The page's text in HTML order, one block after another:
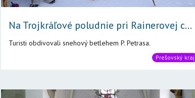
Na Trojkráľové poludnie pri Rainerovej c...
Turisti obdivovali snehový betlehem P. Petrasa.
Prešovský kraj